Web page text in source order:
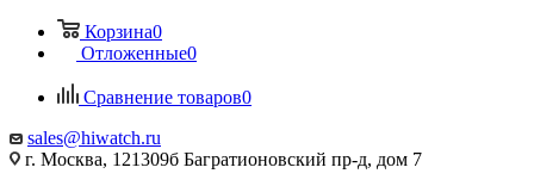
Корзина0
Отложенные0
Сравнение товаров0
sales@hiwatch.ru
г. Москва, 121309б Багратионовский пр-д, дом 7